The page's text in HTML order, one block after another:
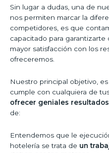
Sin lugar a dudas, una de
nos permiten marcar la
competidores, es que
capacitado para
mayor satisfacción con los
ofreceremos.
Nuestro principal objetivo,
cumple con cualquiera de
ofrecer geniales
de:
Entendemos que le
hotelería se trata de un